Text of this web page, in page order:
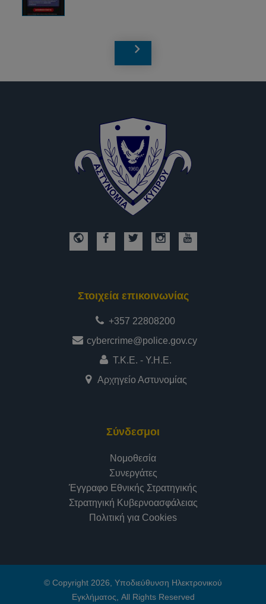
Στοιχεία επικοινωνίας
+357 22808200
cybercrime@police.gov.cy
Τ.Κ.Ε. - Υ.Η.Ε.
Αρχηγείο Αστυνομίας
Σύνδεσμοι
Νομοθεσία
Συνεργάτες
Έγγραφο Εθνικής Στρατηγικής
Στρατηγική Κυβερνοασφάλειας
Πολιτική για Cookies
© Copyright 2026, Υποδιεύθυνση Ηλεκτρονικού
Εγκλήματος, All Rights Reserved